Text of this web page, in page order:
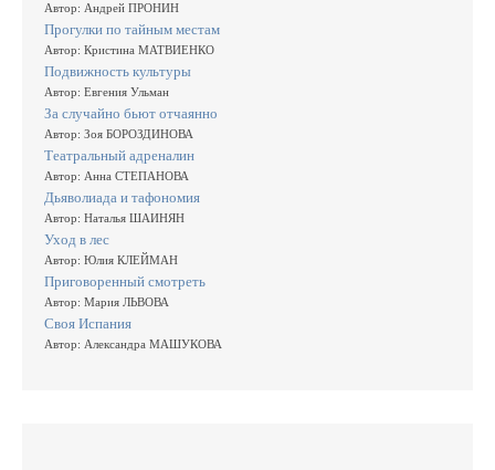
Автор: Андрей ПРОНИН
Прогулки по тайным местам
Автор: Кристина МАТВИЕНКО
Подвижность культуры
Автор: Евгения Ульман
За случайно бьют отчаянно
Автор: Зоя БОРОЗДИНОВА
Театральный адреналин
Автор: Анна СТЕПАНОВА
Дьяволиада и тафономия
Автор: Наталья ШАИНЯН
Уход в лес
Автор: Юлия КЛЕЙМАН
Приговоренный смотреть
Автор: Мария ЛЬВОВА
Своя Испания
Автор: Александра МАШУКОВА